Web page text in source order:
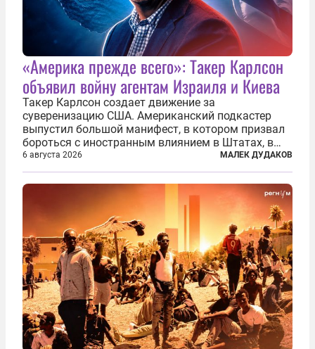
«Америка прежде всего»: Такер Карлсон
объявил войну агентам Израиля и Киева
Такер Карлсон создает движение за
суверенизацию США. Американский подкастер
выпустил большой манифест, в котором призвал
бороться с иностранным влиянием в Штатах, в
первую очередь имея в виду Израиль. А также
прекратить заморские войны, выплатить
репарации Ирану, остановить прием мигрантов...
6 августа 2026 МАЛЕК ДУДАКОВ